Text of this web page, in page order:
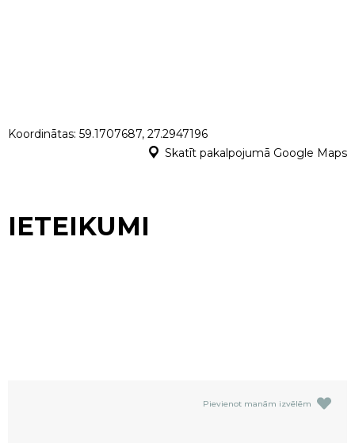
Koordinātas: 59.1707687, 27.2947196
Skatīt pakalpojumā Google Maps
IETEIKUMI
Pievienot manām izvēlēm